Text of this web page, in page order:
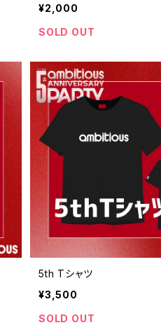
¥2,000
SOLD OUT
5th Tシャツ
¥3,500
SOLD OUT